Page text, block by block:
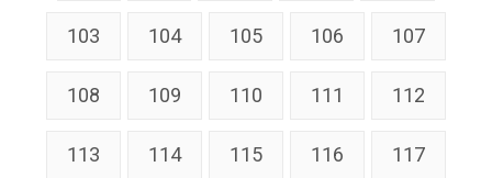
103 104 105 106 107
108 109 110 111 112
113 114 115 116 117